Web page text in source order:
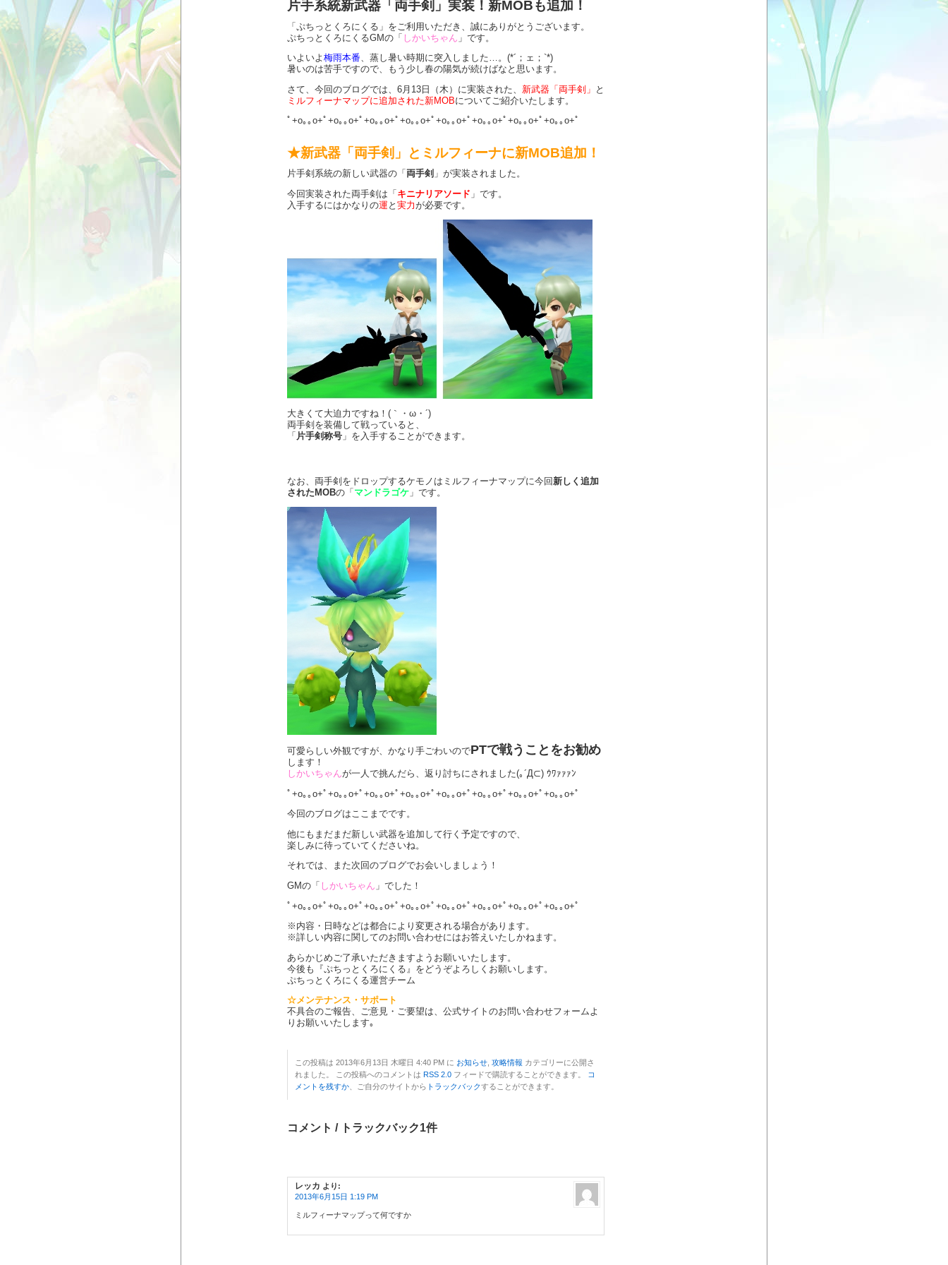
片手系統新武器「両手剣」実装！新MOBも追加！
「ぷちっとくろにくる」をご利用いただき、誠にありがとうございます。
ぷちっとくろにくるGMの「 しかいちゃん 」です。
いよいよ 梅雨本番、蒸し暑い時期に突入しました…。(*´；ェ；`*)
暑いのは苦手ですので、もう少し春の陽気が続けばなと思います。
さて、今回のブログでは、6月13日（木）に実装された、 新武器「両手剣」
と
ミルフィーナマップに追加された新MOBについてご紹介いたします。
ﾟ+o｡｡o+ﾟ+o｡｡o+ﾟ+o｡｡o+ﾟ+o｡｡o+ﾟ+o｡｡o+ﾟ+o｡｡o+ﾟ+o｡｡o+ﾟ+o｡｡o+ﾟ
★新武器「両手剣」とミルフィーナに新MOB追加！
片手剣系統の新しい武器の「 両手剣 」が実装されました。
今回実装された両手剣は「 キニナリアソード 」です。
入手するにはかなりの運 と 実力が必要です。
大きくて大迫力ですね！(｀・ω・´)
両手剣を装備して戦っていると、
「 片手剣称号 」を入手することができます。
なお、両手剣をドロップするケモノはミルフィーナマップに今回新しく追加
されたMOBの「 マンドラゴケ 」です。
可愛らしい外観ですが、かなり手ごわいのでPTで戦うことをお勧め
します！
しかいちゃんが一人で挑んだら、返り討ちにされました(｡´Д⊂) ｳﾜｧｧｧﾝ
ﾟ+o｡｡o+ﾟ+o｡｡o+ﾟ+o｡｡o+ﾟ+o｡｡o+ﾟ+o｡｡o+ﾟ+o｡｡o+ﾟ+o｡｡o+ﾟ+o｡｡o+ﾟ
今回のブログはここまでです。
他にもまだまだ新しい武器を追加して行く予定ですので、
楽しみに待っていてくださいね。
それでは、また次回のブログでお会いしましょう！
GMの「 しかいちゃん 」でした！
ﾟ+o｡｡o+ﾟ+o｡｡o+ﾟ+o｡｡o+ﾟ+o｡｡o+ﾟ+o｡｡o+ﾟ+o｡｡o+ﾟ+o｡｡o+ﾟ+o｡｡o+ﾟ
※内容・日時などは都合により変更される場合があります。
※詳しい内容に関してのお問い合わせにはお答えいたしかねます。
あらかじめご了承いただきますようお願いいたします。
今後も『ぷちっとくろにくる』をどうぞよろしくお願いします。
ぷちっとくろにくる運営チーム
☆メンテナンス・サポート
不具合のご報告、ご意見・ご要望は、公式サイトのお問い合わせフォームよ
りお願いいたします｡
この投稿は 2013年6月13日 木曜日 4:40 PM に お知らせ 攻略情報 カテゴリーに公開さ
れました。 この投稿へのコメントは RSS 2.0 フィードで購読することができます。
コ
メントを残すか 、ご自分のサイトから トラックバックすることができます。
コメント / トラックバック1件
レッカ より:
2013年6月15日 1:19 PM
ミルフィーナマップって何ですか